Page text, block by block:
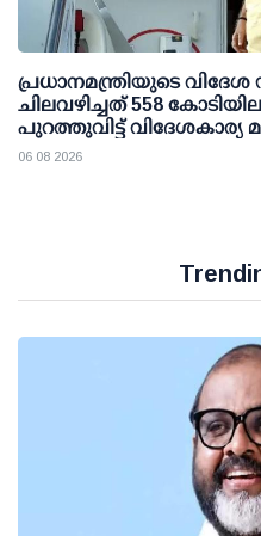
പ്രധാനമന്ത്രിയുടെ
ചിലവഴിച്ചത് 558
പുറത്തുവിട്ട് വിദേശകാര്യ
06 08 2026